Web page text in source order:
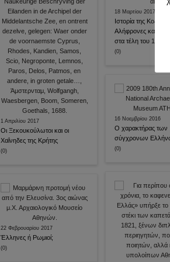
1 Απριλίου 2017
Οι Ξεκουκούλωτοι και οι
Χαΐνηδες της Κρήτης
(0)
22 Φεβρουαρίου 2017
Έλληνες ή Ρωμιοί;
(0)
18 Μαρτίου 2017
Ιστορία της Κοζάνης:
Αλήφρονες και
στα τέλη του 19ου
(0)
16 Νοεμβρίου 2016
Ο χαρακτήρας των
σύγχρονων
(0)